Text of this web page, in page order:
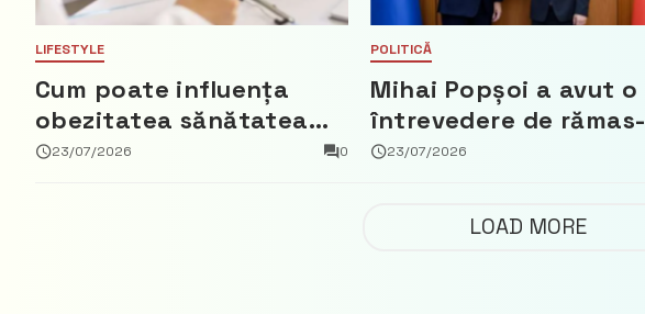
LIFESTYLE
Cum poate influența
obezitatea sănătatea
creierului
23/07/2026 0
POLITICĂ
Mihai Popșoi a avut o
întrevedere de rămas-
bun cu ambasadorul
Fred Duijn
23/07/2026
LOAD MORE